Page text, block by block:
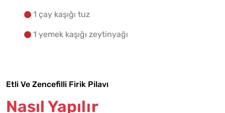
1 çay kaşığı tuz
1 yemek kaşığı zeytinyağı
Etli Ve Zencefilli Firik Pilavı
Nasıl Yapılır